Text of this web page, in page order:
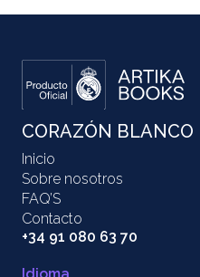
CORAZÓN BLANCO
Inicio
Sobre nosotros
FAQ’S
Contacto
+34 91 080 63 70